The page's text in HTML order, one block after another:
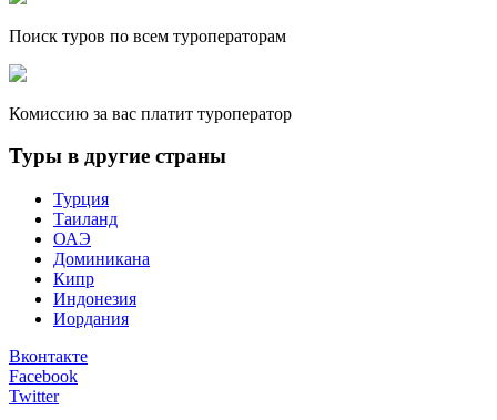
Поиск туров по всем туроператорам
Комиссию за вас платит туроператор
Туры в другие страны
Турция
Таиланд
ОАЭ
Доминикана
Кипр
Индонезия
Иордания
Вконтакте
Facebook
Twitter